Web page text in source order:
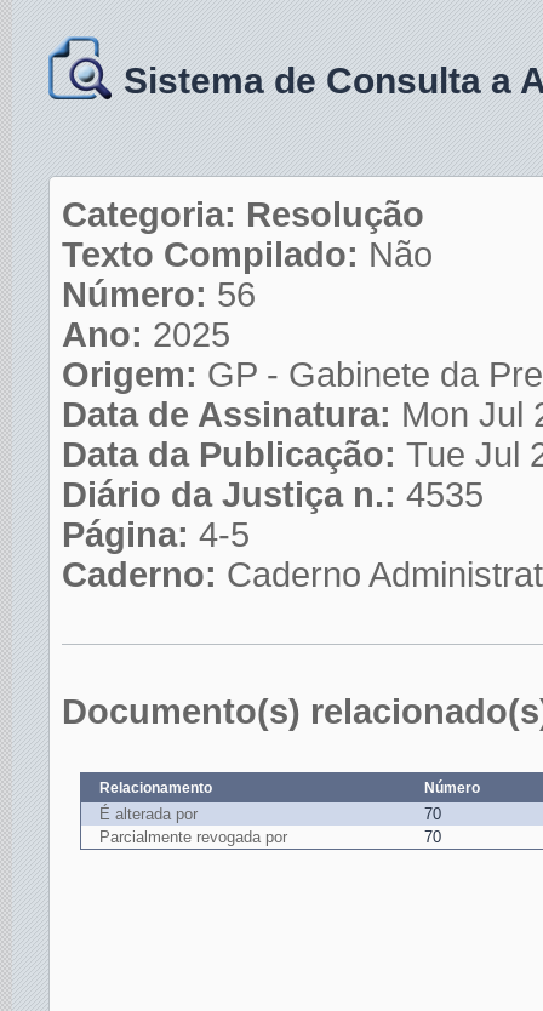
Sistema de Consulta a
Categoria: Resolução
Texto Compilado: Não
Número: 56
Ano: 2025
Origem: GP - Gabinete da
Data de Assinatura: Mon Jul
Data da Publicação: Tue Jul
Diário da Justiça n.: 4535
Página: 4-5
Caderno: Caderno
Documento(s)
Relacionamento Número
É alterada por
70
Parcialmente revogada por
70